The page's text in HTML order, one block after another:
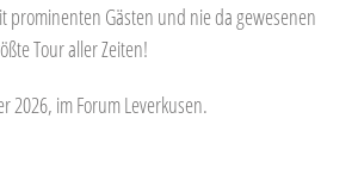
prominenten Gästen und nie da gewesenen
Tour aller Zeiten!
2026, im Forum Leverkusen.